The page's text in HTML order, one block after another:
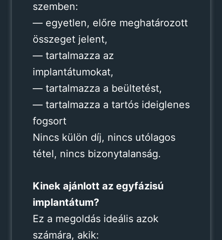
szemben:
— egyetlen, előre meghatározott
összeget jelent,
— tartalmazza az
implantátumokat,
— tartalmazza a beültetést,
— tartalmazza a tartós ideiglenes
fogsort
Nincs külön díj, nincs utólagos
tétel, nincs bizonytalanság.
Kinek ajánlott az egyfázisú
implantátum?
Ez a megoldás ideális azok
számára, akik: